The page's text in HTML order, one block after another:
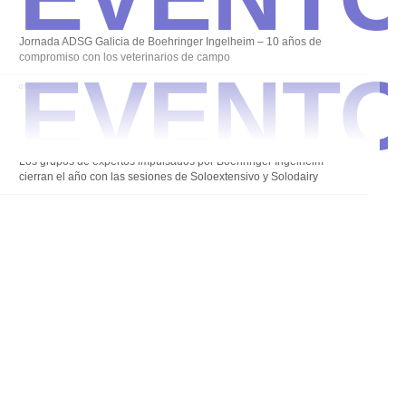
Jornada ADSG Galicia de Boehringer Ingelheim – 10 años de
compromiso con los veterinarios de campo
07 Ene
Los grupos de expertos impulsados por Boehringer Ingelheim
cierran el año con las sesiones de Soloextensivo y Solodairy